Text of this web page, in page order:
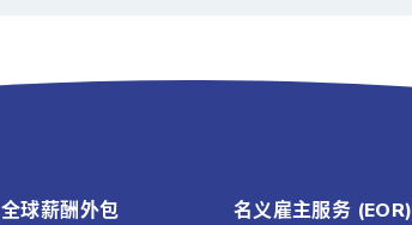
全球薪酬外包 名义雇主服务 (EOR)